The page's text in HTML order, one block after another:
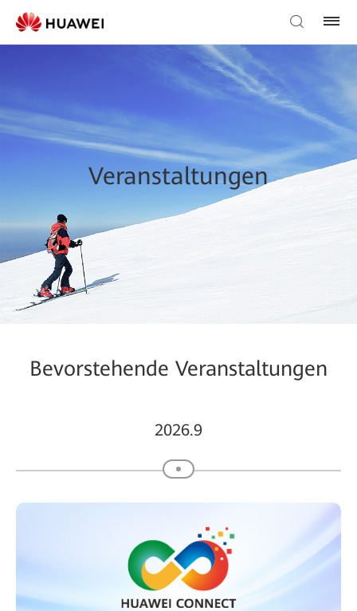
Veranstaltungen
Bevorstehende Veranstaltungen
2026.9